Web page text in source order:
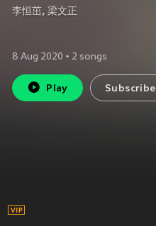
李恒茁 , 梁文正
8 Aug 2020 • 2 songs
Play Subscribe